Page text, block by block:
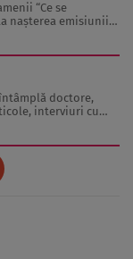
“Ce se
naşterea emisiunii
au trecut de
doctore,
interviuri cu
materiale video,
să văd lumea